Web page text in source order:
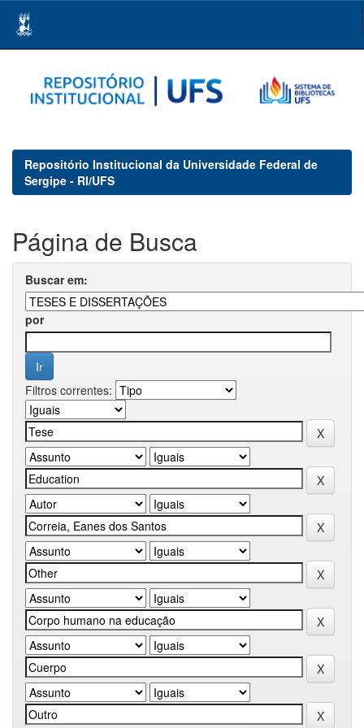
navigation
Repositório Institucional da Universidade Federal de
Sergipe - RI/UFS
Página de Busca
Buscar em:
por
Filtros correntes: